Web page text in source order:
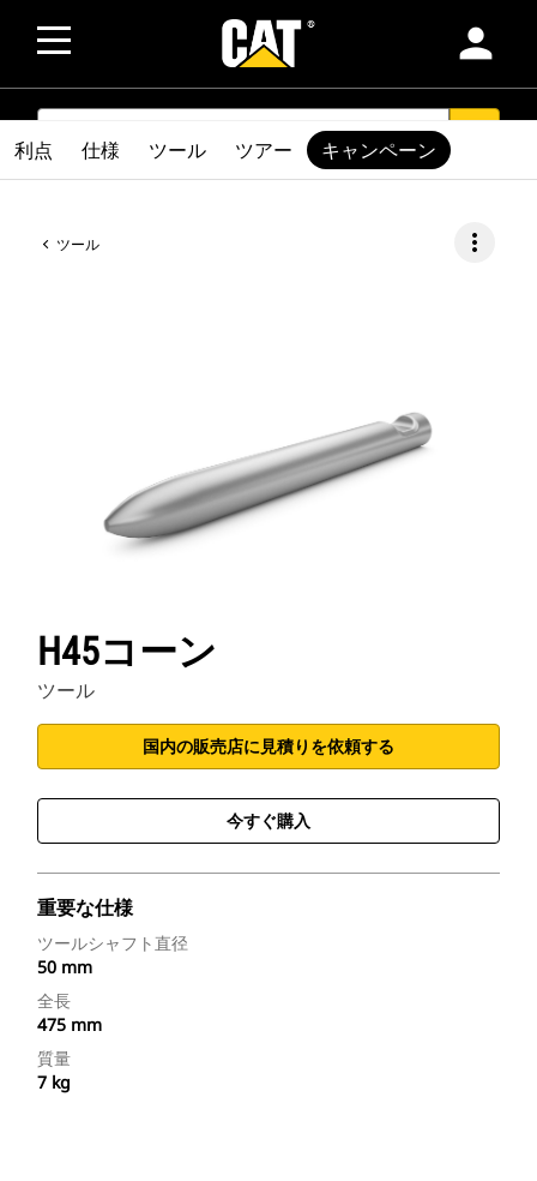
person
SEARCH
ツール more_vert
H45コーン
ツール
国内の販売店に見積りを依頼する
今すぐ購入
重要な仕様
ツールシャフト直径
50 mm
全長
475 mm
質量
7 kg
利点 仕様 ツール ツアー キャンペーン